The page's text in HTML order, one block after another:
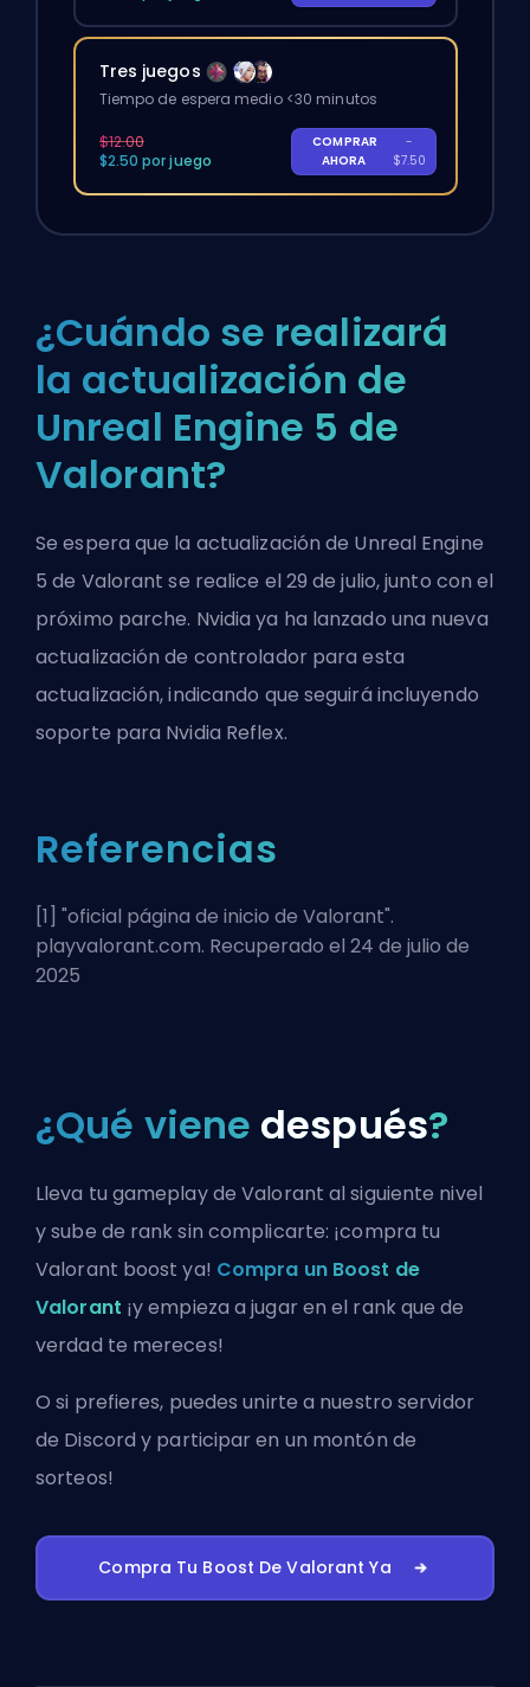
Tres juegos
Tiempo de espera medio <30 minutos
$12.00
$2.50 por juego
COMPRAR
AHORA
-
$7.50
¿Cuándo se realizará
la actualización de
Unreal Engine 5 de
Valorant?
Se espera que la actualización de Unreal Engine
5 de Valorantse realice el 29 de julio, junto con el
próximo parche. Nvidia ya ha lanzado una nueva
actualización de controlador para esta
actualización, indicando que seguirá incluyendo
soporte para Nvidia Reflex.
Referencias
[1] "oficial página de inicio de Valorant".
playvalorant.com. Recuperado el 24 de julio de
2025
¿Qué viene después?
Lleva tu gameplay de Valorant al siguiente nivel
y sube de rank sin complicarte: ¡compra tu
Valorant boost ya! Compra un Boost de
Valorant ¡y empieza a jugar en el rank que de
verdad te mereces!
O si prefieres, puedesunirte a nuestro servidor
de Discord y participar en un montón de
sorteos!
Compra Tu Boost De Valorant Ya